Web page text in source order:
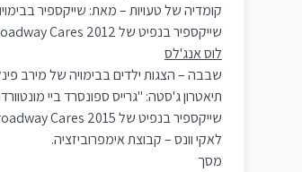
קומדיה של טעויות – מאת: שייקספיר
שייקספיר בנפיט של Broadway Cares 2012 – מנחה
לוס אנג'לס
שבבה – הצגות ילדים בבימויה של מירב
תיאטרון ג'סטה: "גרייס ספונסרד ביי
שייקספיר בנפיט של Broadway Cares 2015 – סונטה 130.
לאקי וונס – קבוצת אימפרוביזציה.
מסך